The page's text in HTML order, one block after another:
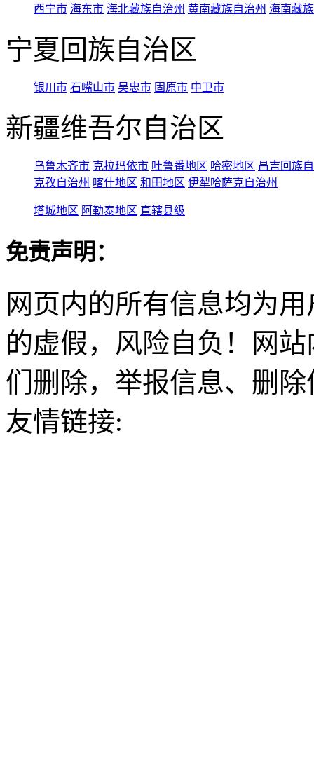
西宁市 海东市 海北藏族自治州 黄南藏族自治州 海南藏
宁夏回族自治区
银川市 石嘴山市 吴忠市 固原市 中卫市
新疆维吾尔自治区
乌鲁木齐市 克拉玛依市 吐鲁番地区 哈密地区 昌吉回族
克孜自治州 喀什地区 和田地区 伊犁哈萨克自治州
塔城地区 阿勒泰地区 直辖县级
免责声明：
网页内的所有信息均为
的虚假，风险自负！网
们删除，举报信息、删
友情链接: